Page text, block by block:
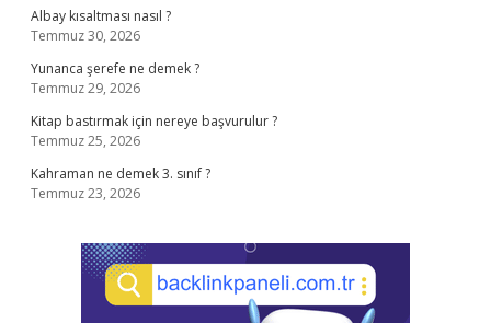
Albay kısaltması nasıl ?
Temmuz 30, 2026
Yunanca şerefe ne demek ?
Temmuz 29, 2026
Kitap bastırmak için nereye başvurulur ?
Temmuz 25, 2026
Kahraman ne demek 3. sınıf ?
Temmuz 23, 2026